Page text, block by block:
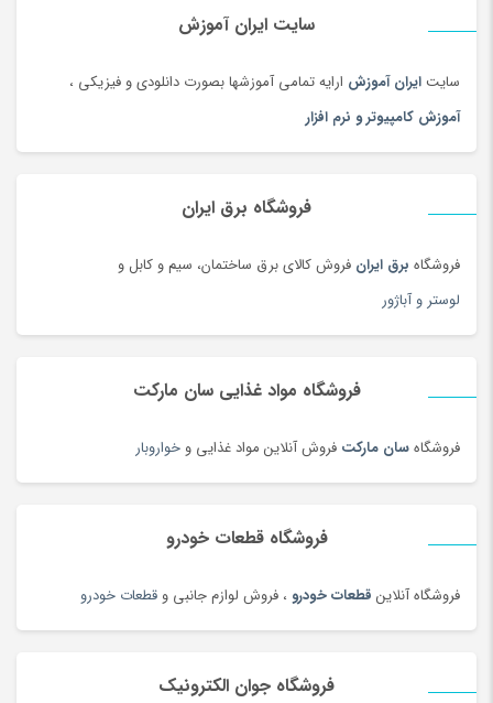
سایت ایران آموزش
سایت ایران آموزش ارایه تمامی آموزشها بصورت دانلودی و فیزیکی ،
آموزش کامپیوتر و نرم افزار
فروشگاه برق ایران
فروشگاه برق ایران فروش کالای برق ساختمان، سیم و کابل و
لوستر و آباژور
فروشگاه مواد غذایی سان مارکت
فروشگاهسان مارکت فروش آنلاین مواد غذایی و خواروبار
فروشگاه قطعات خودرو
فروشگاه آنلاین قطعات خودرو ، فروش لوازم جانبی و قطعات خودرو
فروشگاه جوان الکترونیک